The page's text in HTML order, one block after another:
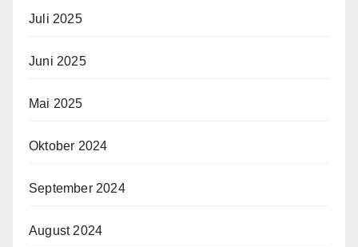
Juli 2025
Juni 2025
Mai 2025
Oktober 2024
September 2024
August 2024